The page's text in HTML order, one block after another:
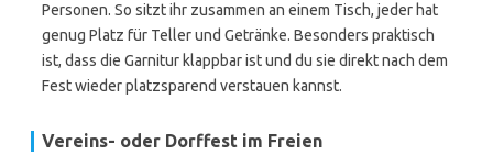
Personen. So sitzt ihr zusammen an einem Tisch, jeder hat
genug Platz für Teller und Getränke. Besonders praktisch
ist, dass die Garnitur klappbar ist und du sie direkt nach dem
Fest wieder platzsparend verstauen kannst.
Vereins- oder Dorffest im Freien